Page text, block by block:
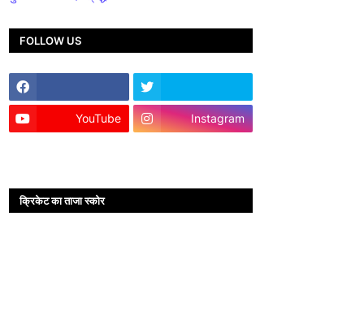
FOLLOW US
YouTube Instagram
क्रिकेट का ताजा स्कोर